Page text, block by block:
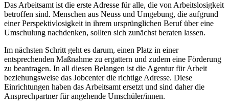
Das Arbeitsamt ist die erste Adresse für alle, die von Arbeitslosigkeit
betroffen sind. Menschen aus Neuss und Umgebung, die aufgrund
einer Perspektivlosigkeit in ihrem ursprünglichen Beruf über eine
Umschulung nachdenken, sollten sich zunächst beraten lassen.
Im nächsten Schritt geht es darum, einen Platz in einer
entsprechenden Maßnahme zu ergattern und zudem eine Förderung
zu beantragen. In all diesen Belangen ist die Agentur für Arbeit
beziehungsweise das Jobcenter die richtige Adresse. Diese
Einrichtungen haben das Arbeitsamt ersetzt und sind daher die
Ansprechpartner für angehende Umschüler/innen.